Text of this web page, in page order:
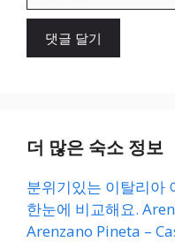
이
더 많은 숙소 정보
분위기있는 이탈리아
한눈에 비교해요.
Arenzano Pineta –